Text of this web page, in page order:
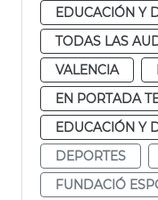
EDUCACIÓN Y
TODAS LAS
VALENCIA
EN PORTADA
EDUCACIÓN Y
DEPORTES
FUNDACIÓ